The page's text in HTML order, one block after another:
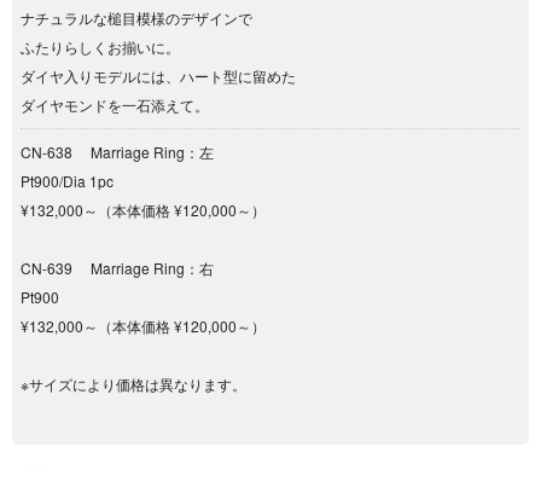
ナチュラルな槌目模様のデザインで
ふたりらしくお揃いに。
ダイヤ入りモデルには、ハート型に留めた
ダイヤモンドを一石添えて。
CN-638 Marriage Ring：左
Pt900/Dia 1pc
¥132,000～（本体価格 ¥120,000～）
CN-639 Marriage Ring：右
Pt900
¥132,000～（本体価格 ¥120,000～）
※サイズにより価格は異なります。